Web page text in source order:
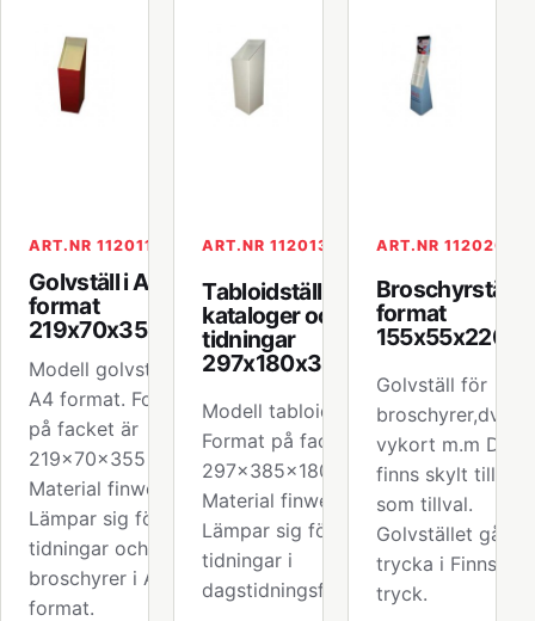
ART.NR 112011
Golvställ i A4-
format
219x70x355mm
Modell golvställ för
A4 format. Format
på facket är
219x70x355 mm.
Material finwell.
Lämpar sig för
tidningar och
broschyrer i A4
format.
ART.NR 112013
Tabloidställ för
kataloger och
tidningar
297x180x385mm
Modell tabloidställ.
Format på facket är
297x385x180mm.
Material finwell.
Lämpar sig för
tidningar i
dagstidningsformat.
ART.NR 112020
Broschyrställ i
format
155x55x220
Golvställ för
broschyrer,dvd,
vykort m.m Det
finns skylt till
som tillval.
Golvstället går
trycka i Finns
tryck.